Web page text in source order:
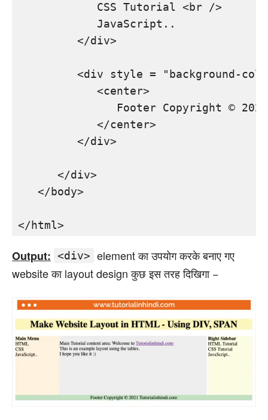
            CSS Tutorial <br />
            JavaScript..
         </div>
<div style = "background-
            <center>
Footer Copyright ©
            </center>
         </div>
      </div>
   </body>
</html>
Output: <div> element का उपयोग करके बनाए गए
website का layout design कुछ इस तरह दिखिगा −